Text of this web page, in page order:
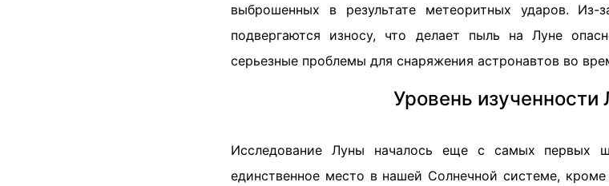
выброшенных в результате метеоритных ударов.
подвергаются износу, что делает пыль на Луне
серьезные проблемы для снаряжения астронавтов во
Уровень
Исследование Луны началось еще с самых первых
единственное место в нашей Солнечной системе, кроме